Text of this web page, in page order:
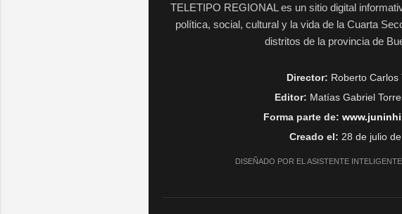
TELETIPO REGIONAL es un sitio digital
política, social, cultural y la vida de la Cuarta
distritos de la provincia de
Director: Roberto Carlos
Editor: Matías Gabriel
Forma parte de:
Creado el: 28 de julio
DISEÑADO POR EL ASISTENTE